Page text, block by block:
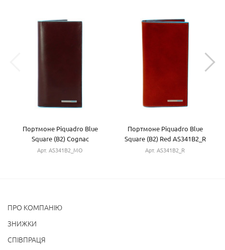
Портмоне Piquadro Blue
Square (B2) Cognac
AS341B2_MO
Арт. AS341B2_MO
Портмоне Piquadro Blue
Square (B2) Red AS341B2_R
Арт. AS341B2_R
ПРО КОМПАНІЮ
ЗНИЖКИ
СПІВПРАЦЯ